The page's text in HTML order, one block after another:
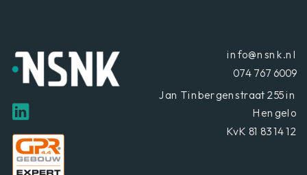
info@nsnk.nl
074 767 6009
Jan Tinbergenstraat 255 in
Hengelo
KvK 81 83 14 12